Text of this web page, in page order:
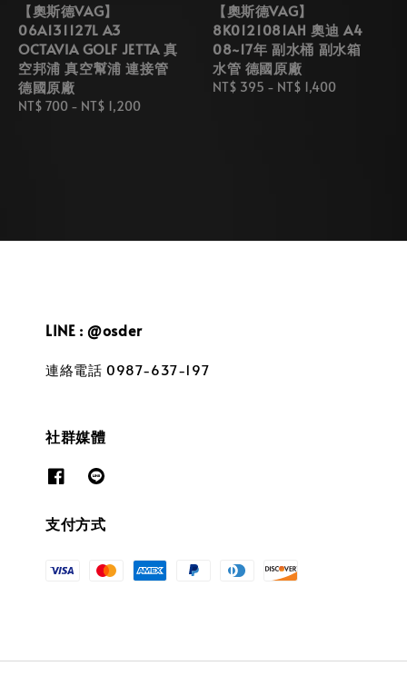
【奧斯德VAG】
06A131127L A3
OCTAVIA GOLF JETTA 真
空邦浦 真空幫浦 連接管
德國原廠
Regular
NT$ 700 - NT$ 1,200
【奧斯德VAG】
8K0121081AH 奧迪 A4
08~17年 副水桶 副水箱
水管 德國原廠
Regular
NT$ 395 - NT$ 1,400
LINE : @osder
連絡電話 0987-637-197
社群媒體
支付方式